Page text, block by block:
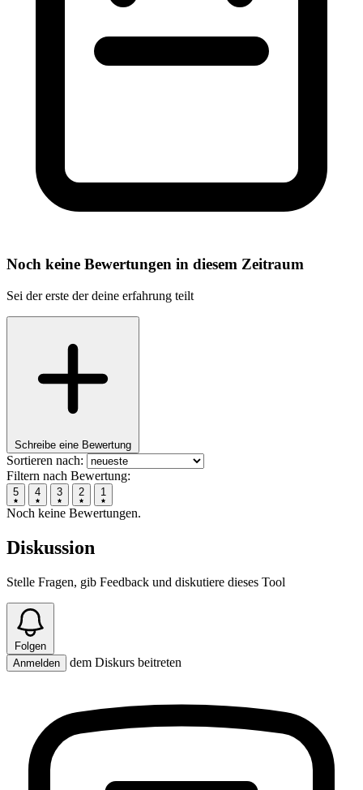
Noch keine Bewertungen in diesem Zeitraum
Sei der erste der deine erfahrung teilt
Schreibe eine Bewertung
Sortieren nach:
Filtern nach Bewertung:
5 4 3 2 1
Noch keine Bewertungen.
Diskussion
Stelle Fragen, gib Feedback und diskutiere dieses Tool
Folgen
Anmelden
dem Diskurs beitreten